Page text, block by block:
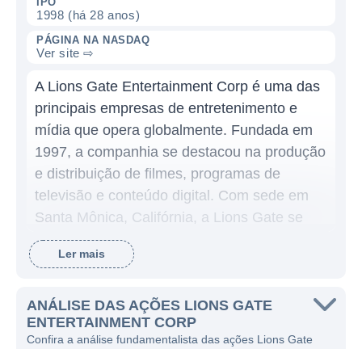
1998 (há 28 anos)
PÁGINA NA NASDAQ
Ver site ⇨
A Lions Gate Entertainment Corp é uma das
principais empresas de entretenimento e
mídia que opera globalmente. Fundada em
1997, a companhia se destacou na produção
e distribuição de filmes, programas de
televisão e conteúdo digital. Com sede em
Santa Mônica, Califórnia, a Lions Gate se
tornou um importante player no setor de
entretenimento, engajando os espectadores
A empresa é especialmente reconhecida por
sua contribuição significativa para o cinema,
Ler mais
ANÁLISE DAS AÇÕES LIONS GATE
ENTERTAINMENT CORP
Confira a análise fundamentalista das ações Lions Gate